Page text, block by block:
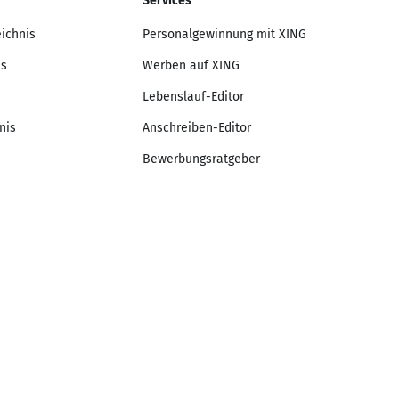
Personalgewinnung mit XING
Werben auf XING
Lebenslauf-Editor
Anschreiben-Editor
Bewerbungsratgeber